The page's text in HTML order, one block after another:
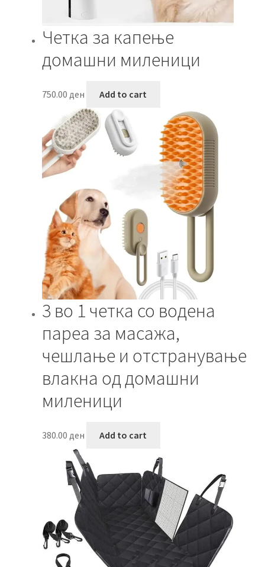
Четка за капење
домашни миленици
750.00 ден Add to cart
3 во 1 четка со водена
пареа за масажа,
чешлање и отстранување
влакна од домашни
миленици
380.00 ден Add to cart